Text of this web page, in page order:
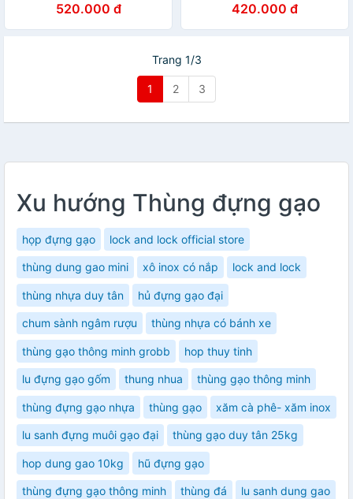
520.000 đ 420.000 đ
Trang 1/3
1 2 3
Xu hướng Thùng đựng gạo
họp đựng gạo lock and lock official store
thùng dung gao mini xô inox có nắp lock and lock
thùng nhựa duy tân hủ đựng gạo đại
chum sành ngâm rượu thùng nhựa có bánh xe
thùng gạo thông minh grobb hop thuy tinh
lu đựng gạo gốm thung nhua thùng gạo thông minh
thùng đựng gạo nhựa thùng gạo xăm cà phê- xăm inox
lu sanh đựng muôi gạo đại thùng gạo duy tân 25kg
hop dung gao 10kg hũ đựng gạo
thùng đựng gạo thông minh thùng đá lu sanh dung gao